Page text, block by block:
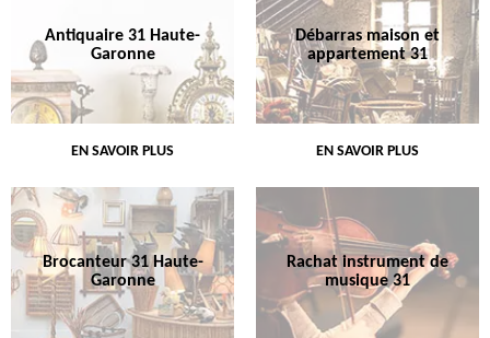
Antiquaire 31 Haute-
Garonne
EN SAVOIR PLUS
Débarras maison et
appartement 31
EN SAVOIR PLUS
Brocanteur 31 Haute-
Garonne
Rachat instrument de
musique 31